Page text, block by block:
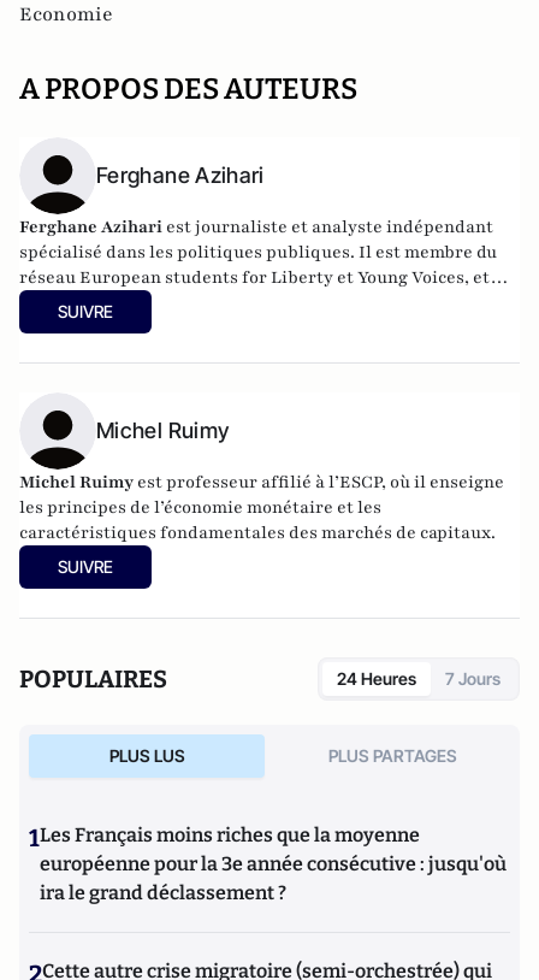
Economie
A PROPOS DES AUTEURS
Ferghane Azihari
Ferghane Azihari est journaliste et analyste indépendant
spécialisé dans les politiques publiques. Il est membre du
réseau European students for Liberty et Young Voices, et
collabore régulièrement avec divers médias et think tanks
libéraux français et américains. Il vient de publier
SUIVRE
Michel Ruimy
Michel Ruimy est professeur affilié à l’ESCP, où il enseigne
les principes de l’économie monétaire et les
caractéristiques fondamentales des marchés de capitaux.
SUIVRE
POPULAIRES 24 Heures 7 Jours
PLUS LUS PLUS PARTAGES
1Les Français moins riches que la moyenne
européenne pour la 3e année consécutive : jusqu'où
ira le grand déclassement ?
2Cette autre crise migratoire (semi-orchestrée) qui